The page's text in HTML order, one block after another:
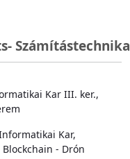
Kar III. ker.,
Kar,
- Drón